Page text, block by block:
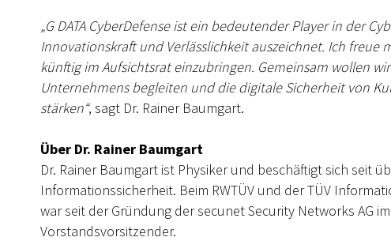
„G DATA CyberDefense ist ein bedeutender Player in der
Innovationskraft und Verlässlichkeit auszeichnet. Ich freue
künftig im Aufsichtsrat einzubringen. Gemeinsam wollen
Unternehmens begleiten und die digitale Sicherheit von
stärken“, sagt Dr. Rainer Baumgart.
Über Dr. Rainer Baumgart
Dr. Rainer Baumgart ist Physiker und beschäftigt sich seit
Informationssicherheit. Beim RWTÜV und der TÜV
war seit der Gründung der secunet Security Networks AG
Vorstandsvorsitzender.